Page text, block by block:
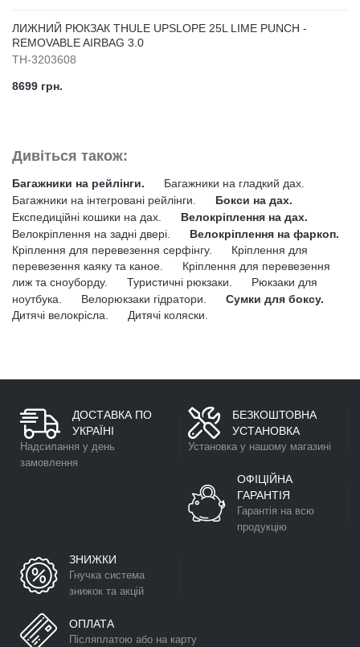
ЛИЖНИЙ РЮКЗАК THULE UPSLOPE 25L LIME PUNCH -
REMOVABLE AIRBAG 3.0
TH-3203608
8699 грн.
Дивіться також:
Багажники на рейлінги.
Багажники на гладкий дах.
Багажники на інтегровані рейлінги.
Бокси на дах.
Експедиційні кошики на дах.
Велокріплення на дах.
Велокріплення на задні двері.
Велокріплення на фаркоп.
Кріплення для перевезення серфінгу.
Кріплення для
перевезення каяку та каное.
Кріплення для перевезення
лиж та сноуборду.
Туристичні рюкзаки.
Рюкзаки для
ноутбука.
Велорюкзаки гідратори.
Сумки для боксу.
Дитячі велокрісла.
Дитячі коляски.
ДОСТАВКА ПО
УКРАЇНІ
Надсилання у день
замовлення
БЕЗКОШТОВНА
УСТАНОВКА
Установка у нашому магазині
ОФІЦІЙНА
ГАРАНТІЯ
Гарантія на всю
продукцію
ЗНИЖКИ
Гнучка система
знижок та акцій
ОПЛАТА
Післяплатою або на карту